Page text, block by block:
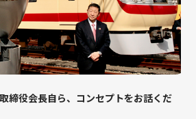
締役会長自ら、コンセプトをお話くだ